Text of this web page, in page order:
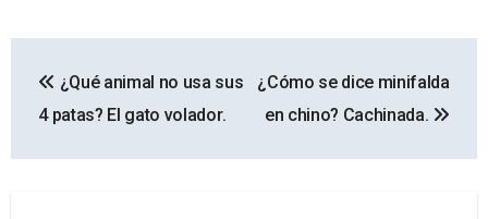
de
entradas
¿Qué animal no usa sus
4 patas? El gato volador.
¿Cómo se dice minifalda
en chino? Cachinada.